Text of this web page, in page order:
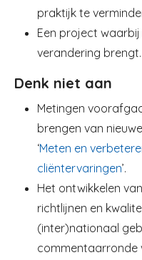
praktijk te
Een project
verandering brengt.
Denk niet aan
Metingen
brengen van
‘Meten en
cliëntervaringen’.
Het ontwikkelen
richtlijnen en
(inter)nationaal
commentaarronde